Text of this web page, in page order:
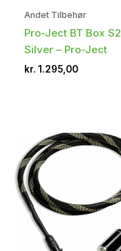
Andet Tilbehør
Pro-Ject BT Box S2
Silver – Pro-Ject
kr. 1.295,00